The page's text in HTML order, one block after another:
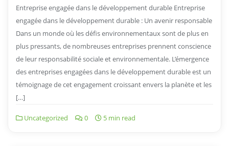
Entreprise engagée dans le développement durable Entreprise
engagée dans le développement durable : Un avenir responsable
Dans un monde où les défis environnementaux sont de plus en
plus pressants, de nombreuses entreprises prennent conscience
de leur responsabilité sociale et environnementale. L’émergence
des entreprises engagées dans le développement durable est un
témoignage de cet engagement croissant envers la planète et les
[…]
Uncategorized 0 5 min read